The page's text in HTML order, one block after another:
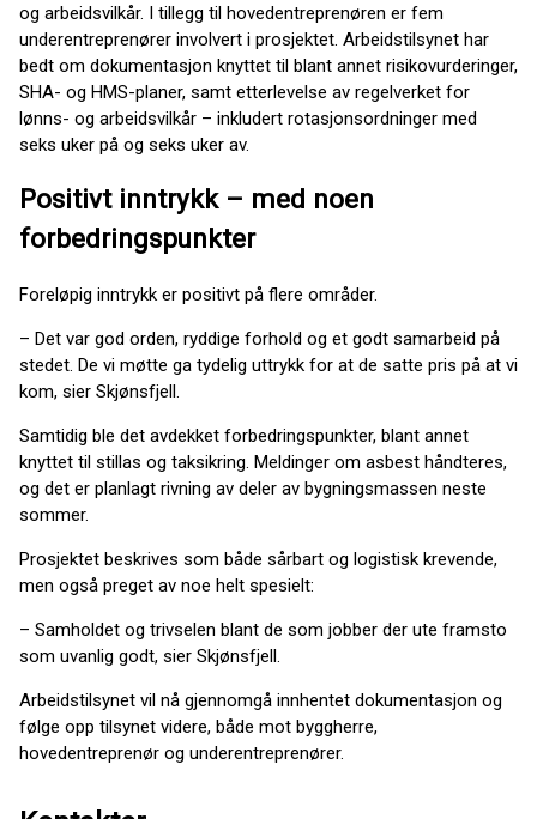
og arbeidsvilkår. I tillegg til hovedentreprenøren er fem
underentreprenører involvert i prosjektet. Arbeidstilsynet har
bedt om dokumentasjon knyttet til blant annet risikovurderinger,
SHA- og HMS-planer, samt etterlevelse av regelverket for
lønns- og arbeidsvilkår – inkludert rotasjonsordninger med
seks uker på og seks uker av.
Positivt inntrykk – med noen
forbedringspunkter
Foreløpig inntrykk er positivt på flere områder.
– Det var god orden, ryddige forhold og et godt samarbeid på
stedet. De vi møtte ga tydelig uttrykk for at de satte pris på at vi
kom, sier Skjønsfjell.
Samtidig ble det avdekket forbedringspunkter, blant annet
knyttet til stillas og taksikring. Meldinger om asbest håndteres,
og det er planlagt rivning av deler av bygningsmassen neste
sommer.
Prosjektet beskrives som både sårbart og logistisk krevende,
men også preget av noe helt spesielt:
– Samholdet og trivselen blant de som jobber der ute framsto
som uvanlig godt, sier Skjønsfjell.
Arbeidstilsynet vil nå gjennomgå innhentet dokumentasjon og
følge opp tilsynet videre, både mot byggherre,
hovedentreprenør og underentreprenører.